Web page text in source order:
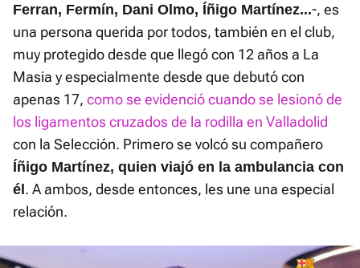
Ferran, Fermín, Dani Olmo, Íñigo Martínez...-, es
una persona querida por todos, también en el club,
muy protegido desde que llegó con 12 años a La
Masia y especialmente desde que debutó con
apenas 17, como se evidenció cuando se lesionó de
los ligamentos cruzados de la rodilla en Valladolid
con la Selección. Primero se volcó su compañero
Íñigo Martínez, quien viajó en la ambulancia con
él . A ambos, desde entonces, les une una especial
relación.